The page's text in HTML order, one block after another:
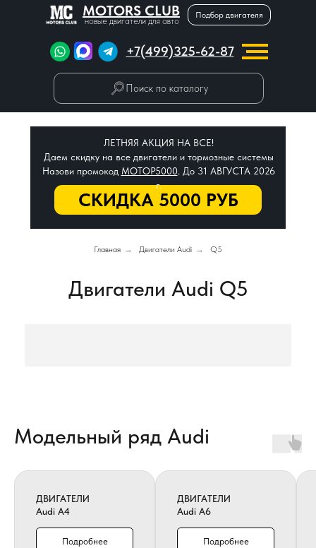
MOTORS CLUB
новые двигатели для авто
Подбор двигателя
+7(499)325-62-87
Поиск по каталогу
СКИДКА 5000 РУБ
ЛЕТНЯЯ АКЦИЯ НА ВСЕ!
Даем скидку на все двигатели и тормозные системы
Назови промокод МОТОР5000. До 31 АВГУСТА 2026
г.
Главная → Двигатели Audi → Q5
Двигатели Audi Q5
Модельный ряд Audi
ДВИГАТЕЛИ
Audi A4
Подробнее
ДВИГАТЕЛИ
Audi A6
Подробнее